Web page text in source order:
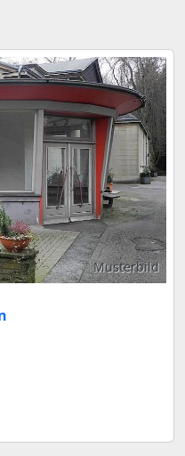
Musterbild